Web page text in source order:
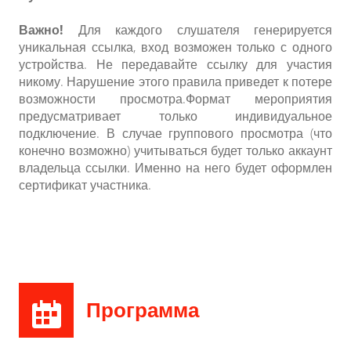
Важно! Для каждого слушателя генерируется
уникальная ссылка, вход возможен только с одного
устройства. Не передавайте ссылку для участия
никому. Нарушение этого правила приведет к потере
возможности просмотра.Формат мероприятия
предусматривает только индивидуальное
подключение. В случае группового просмотра (что
конечно возможно) учитываться будет только аккаунт
владельца ссылки. Именно на него будет оформлен
сертификат участника.
Программа